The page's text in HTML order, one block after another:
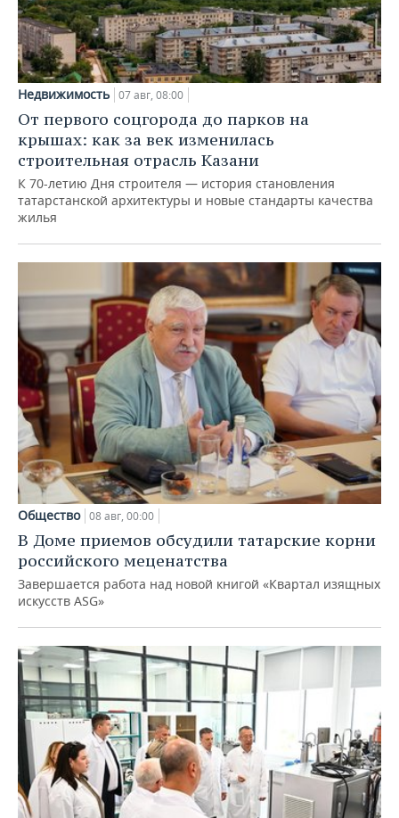
Недвижимость 07 авг, 08:00
От первого соцгорода до парков на
крышах: как за век изменилась
строительная отрасль Казани
К 70-летию Дня строителя — история становления
татарстанской архитектуры и новые стандарты качества
жилья
Общество 08 авг, 00:00
В Доме приемов обсудили татарские корни
российского меценатства
Завершается работа над новой книгой «Квартал изящных
искусств ASG»